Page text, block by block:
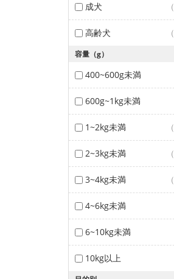
成犬
高齢犬
容量（g）
400~600g未満
600g~1kg未満
1~2kg未満
2~3kg未満
3~4kg未満
4~6kg未満
6~10kg未満
10kg以上